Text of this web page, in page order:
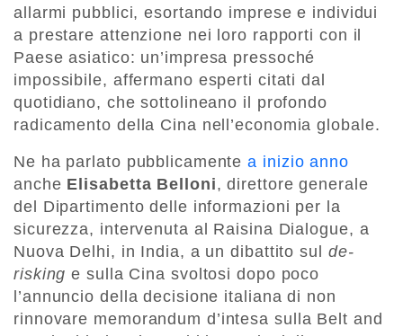
allarmi pubblici, esortando imprese e individui
a prestare attenzione nei loro rapporti con il
Paese asiatico: un’impresa pressoché
impossibile, affermano esperti citati dal
quotidiano, che sottolineano il profondo
radicamento della Cina nell’economia globale.
Ne ha parlato pubblicamentea inizio anno
anche Elisabetta Belloni, direttore generale
del Dipartimento delle informazioni per la
sicurezza, intervenuta al Raisina Dialogue, a
Nuova Delhi, in India, a un dibattito sul de-
risking e sulla Cina svoltosi dopo poco
l’annuncio della decisione italiana di non
rinnovare memorandum d’intesa sulla Belt and